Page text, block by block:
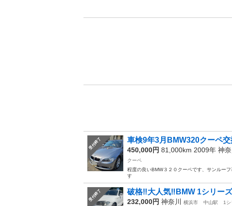
受付終了 車検9年3月BMW320クーペ
450,000円 81,000km 2009年 神
クーペ
程度の良いBMW３２０クーペです、サンルー
す
受付終了 破格‼️大人気‼️BMW 1シリー
232,000円 神奈川 横浜市 中山駅
1シ